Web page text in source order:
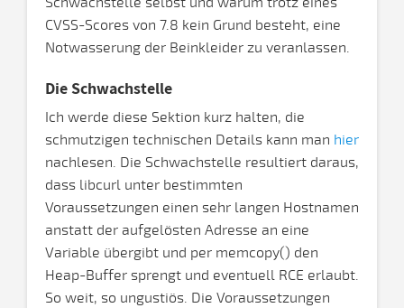
CVSS-Scores von 7.8 kein Grund besteht, eine
Notwasserung der Beinkleider zu veranlassen.
Die Schwachstelle
Ich werde diese Sektion kurz halten, die
schmutzigen technischen Details kann man hier
nachlesen. Die Schwachstelle resultiert daraus,
dass libcurl unter bestimmten
Voraussetzungen einen sehr langen Hostnamen
anstatt der aufgelösten Adresse an eine
Variable übergibt und per memcopy() den
Heap-Buffer sprengt und eventuell RCE erlaubt.
So weit, so ungustiös. Die Voraussetzungen